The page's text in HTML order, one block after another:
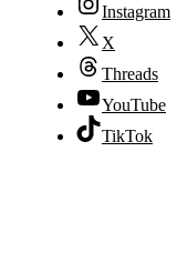
Instagram
X
Threads
YouTube
TikTok